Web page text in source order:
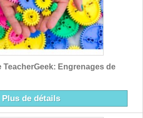
TeacherGeek: Engrenages de
Plus de détails